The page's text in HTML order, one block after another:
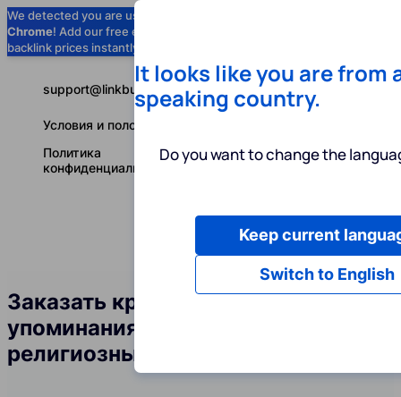
We detected you are using
Chrome! Add our free extension to check
backlink prices instantly as you browse.
Услуги
Русский
support@linkbuilder.com
Условия и положения
Политика
конфиденциальности
Заказать крауд-ссылки и
упоминания бренда в сфере
религиозных общин
It looks like you are from
speaking country.
Do you want to change the
Switch to English
Keep current